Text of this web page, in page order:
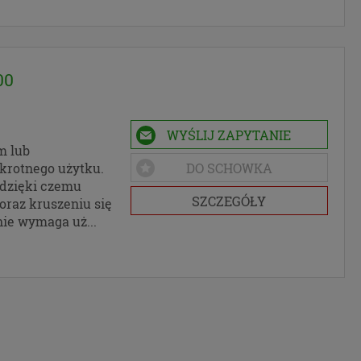
lub
użytku.
czemu
kruszeniu się
wymaga uż...
WYŚLIJ ZAPYTANIE
DO SCHOWKA
SZCZEGÓŁY
do